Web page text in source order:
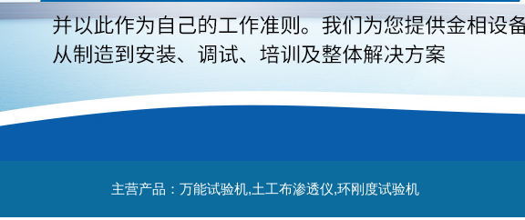
主营产品：万能试验机,土工布渗透仪,环刚度试验机